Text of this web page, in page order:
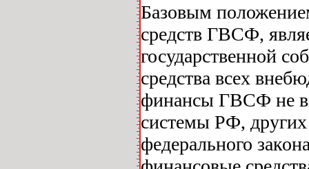
Базовым
средств ГВСФ,
государственной
средства всех
финансы ГВСФ не
системы РФ,
федерального